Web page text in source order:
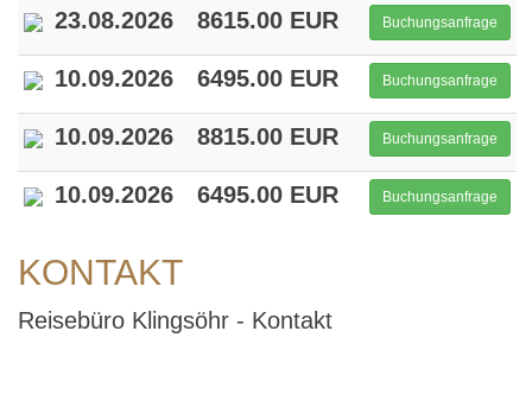
23.08.2026 8615.00 EUR Buchungsanfrage
10.09.2026 6495.00 EUR Buchungsanfrage
10.09.2026 8815.00 EUR Buchungsanfrage
10.09.2026 6495.00 EUR Buchungsanfrage
KONTAKT
Reisebüro Klingsöhr - Kontakt